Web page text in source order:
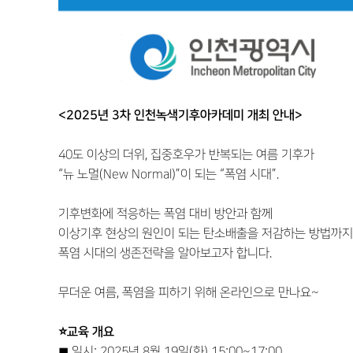
<2025년 3차 인천녹색기후아카데미 개최 안내>
40도 이상의 더위, 집중호우가 반복되는 여름 기후가
“뉴 노멀(New Normal)”이 되는 “폭염 시대”.
기후변화에 적응하는 폭염 대비 방안과 함께
이상기후 현상의 원인이 되는 탄소배출을 저감하는 방법까
폭염 시대의 생존전략을 알아보고자 합니다.
무더운 여름, 폭염을 피하기 위해 온라인으로 만나요~
⭐교육 개요